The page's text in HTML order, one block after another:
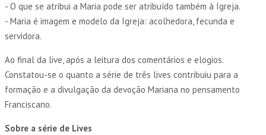
- O que se atribui a Maria pode ser atribuído também à Igreja.
- Maria é imagem e modelo da Igreja: acolhedora, fecunda e
servidora.
Ao final da live, após a leitura dos comentários e elogios.
Constatou-se o quanto a série de três lives contribuiu para a
formação e a divulgação da devoção Mariana no pensamento
Franciscano.
Sobre a série de Lives